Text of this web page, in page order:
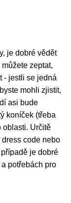
je dobré vědět
zeptat,
- jestli se jedná
mohli zjistit,
asi bude
koníček (třeba
oblasti. Určitě
code nebo
je dobré
potřebách pro